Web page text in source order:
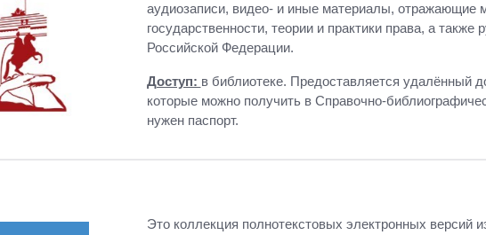
аудиозаписи, видео- и иные материалы, отражающие
государственности, теории и практики права, а также
Российской Федерации.
Доступ: в библиотеке. Предоставляется удалённый
которые можно получить в Справочно-
нужен паспорт.
Это коллекция полнотекстовых электронных версий